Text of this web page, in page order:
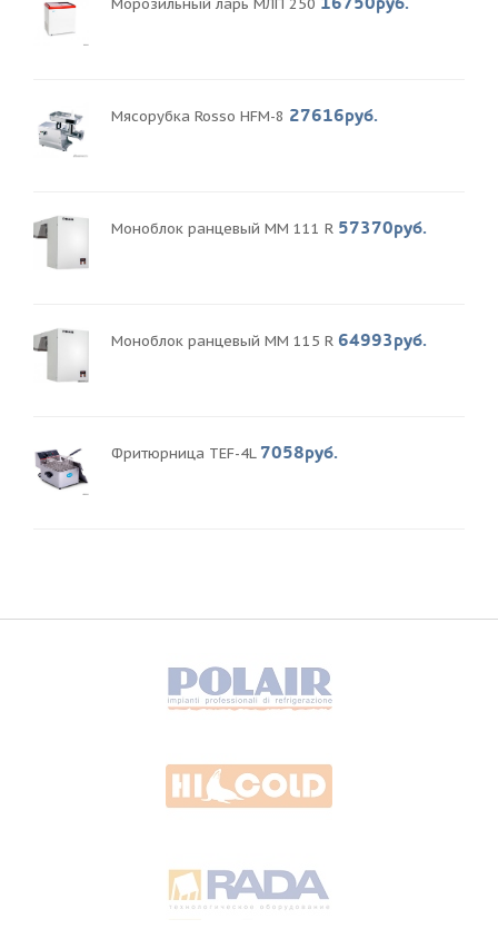
Морозильный ларь МЛП 250
Мясорубка Rosso HFM-8 27616руб.
Моноблок ранцевый MM 111 R 57370руб.
Моноблок ранцевый MM 115 R 64993руб.
Фритюрница TEF-4L 7058руб.